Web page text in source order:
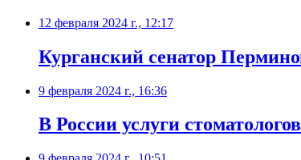
12 февраля 2024 г., 12:17
Курганский сенатор
9 февраля 2024 г., 16:36
В России услуги